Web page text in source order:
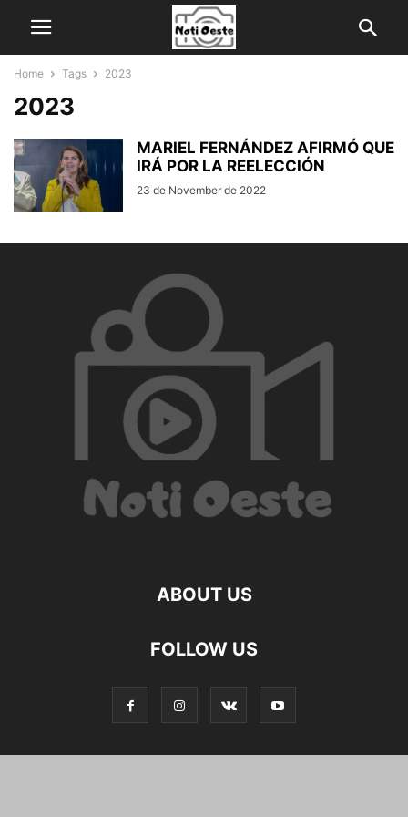
Home Tags 2023
2023
MARIEL FERNÁNDEZ AFIRMÓ QUE
IRÁ POR LA REELECCIÓN
23 de November de 2022
ABOUT US
FOLLOW US